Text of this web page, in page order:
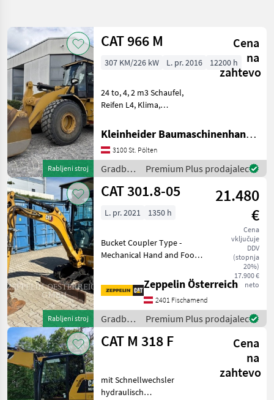
Rabljeni stroj
CAT 966 M
Cena
na
zahtevo
307 KM/226 kW L. pr. 2016 12200 h
24 to, 4, 2 m3 Schaufel,
Reifen L4, Klima,
Joysticklenkung, 12000 h
großes Service von
Zeppelin durchgeführt,
Partikelfilter neu bei 10000
h, Sitz neu b
Kleinheider Baumaschinenhandel GmbH.
3100 St. Pölten
Gradbeni
stroji /
CAT
Premium Plus prodajalec
Rabljeni stroj
CAT 301.8-05
21.480
€
Cena
vključuje
DDV
(stopnja
20%)
17.900 €
neto
L. pr. 2021 1350 h
Bucket Coupler Type -
Mechanical Hand and Foot
Owner's Manual Coupler -
Quick Mirrors Combined
Hydraulics - Two Way
Gradbeni stroji Mini bag
Zeppelin Österreich
2401 Fischamend
Gradbeni
stroji /
CAT
Premium Plus prodajalec
CAT M 318 F
Cena
na
zahtevo
mit Schnellwechsler
hydraulisch